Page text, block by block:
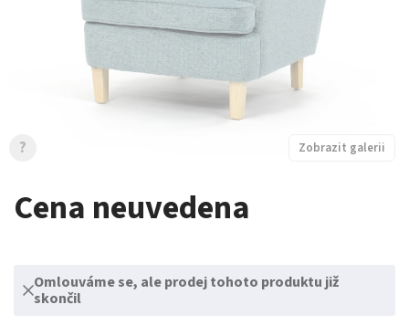
Cena neuvedena
Omlouváme se, ale prodej tohoto produktu již
skončil
Zobrazit galerii
?